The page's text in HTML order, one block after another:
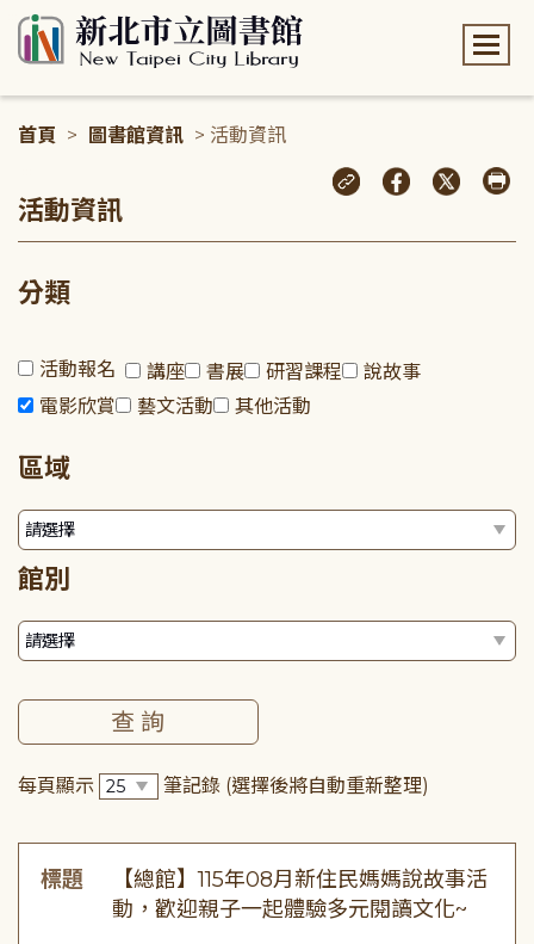
首頁 > 圖書館資訊 > 活動資訊
活動資訊
分類
活動報名 講座 書展 研習課程
說故事
電影欣賞
藝文活動 其他活動
區域
館別
每頁顯示 筆記錄 (選擇後將自動重新整理)
標題
【總館】115年08月新住民媽媽說故事活
動，歡迎親子一起體驗多元閱讀文化~